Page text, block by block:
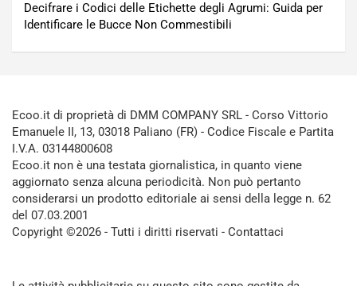
Decifrare i Codici delle Etichette degli Agrumi: Guida per
Identificare le Bucce Non Commestibili
Ecoo.it di proprietà di DMM COMPANY SRL - Corso Vittorio
Emanuele II, 13, 03018 Paliano (FR) - Codice Fiscale e Partita
I.V.A. 03144800608
Ecoo.it non è una testata giornalistica, in quanto viene
aggiornato senza alcuna periodicità. Non può pertanto
considerarsi un prodotto editoriale ai sensi della legge n. 62
del 07.03.2001
Copyright ©2026 - Tutti i diritti riservati - Contattaci